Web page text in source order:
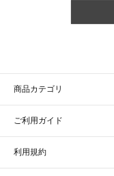
商品カテゴリ
ご利用ガイド
利用規約